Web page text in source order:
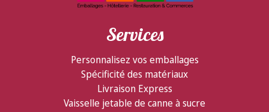
Services
Personnalisez vos emballages
Spécificité des matériaux
Livraison Express
Vaisselle jetable de canne à sucre